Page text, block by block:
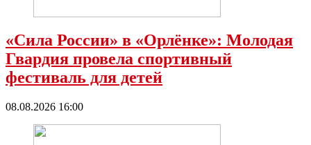
«Сила России» в «Орлёнке»: Молодая
Гвардия провела спортивный
фестиваль для детей
08.08.2026 16:00